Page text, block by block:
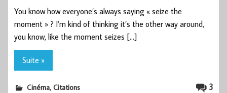
You know how everyone’s always saying « seize the
moment » ? I’m kind of thinking it’s the other way around,
you know, like the moment seizes […]
Suite »
3
Cinéma,Citations